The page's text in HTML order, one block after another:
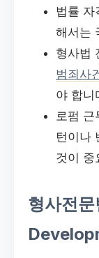
법률 자
해서는
형사법
범죄사
야 합니
로펌 근
턴이나
것이 중
형사전